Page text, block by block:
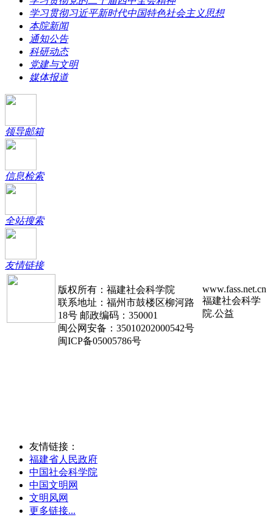
学习贯彻习近平新时代中国特色社会主义思想
本院新闻
通知公告
科研动态
党建与文明
媒体报道
领导邮箱
信息检索
全站搜索
友情链接
版权所有：福建社会科学院
联系地址：福州市鼓楼区柳河路
18号 邮政编码：350001
闽公网安备：35010202000542号
闽ICP备05005786号
www.fass.net.cn
福建社会科学
院.公益
友情链接：
福建省人民政府
中国社会科学院
中国文明网
文明风网
更多链接...